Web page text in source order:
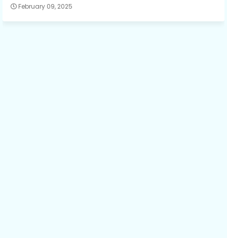
February 09, 2025